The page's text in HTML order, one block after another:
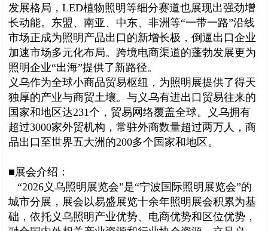
发展格局，LED植物照明等细分赛道也展现出强劲增
长动能。东盟、南亚、中东、非洲等“一带一路”沿线
市场正成为照明产品出口的新增长极，倒逼出口企业
加速市场多元化布局。跨境电商渠道的蓬勃发展更为
照明企业“出海”提供了新路径。
义乌作为全球小商品贸易枢纽，为照明展提供了得天
独厚的产业与商贸土壤。与义乌有进出口贸易往来的
国家和地区达231个，贸易网络覆盖全球。义乌拥有
超过3000家外贸机构，常驻外商数量超过两万人，商
品出口至世界五大洲的200多个国家和地区。
■展会介绍：
“2026义乌照明展览会”是“宁波国际照明展览会”的
城市分展，展会以易盛展览十余年照明展会积累为基
础，依托义乌照明产业优势、电商优势和区位优势，